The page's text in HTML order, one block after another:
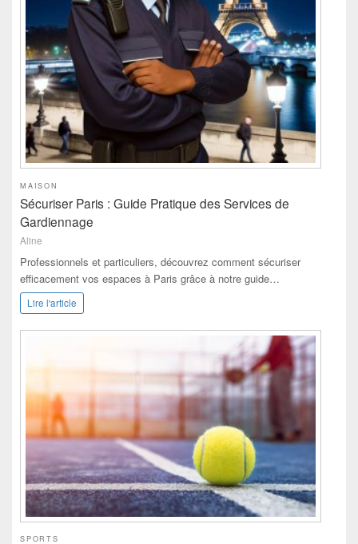
MAISON
Sécuriser Paris : Guide Pratique des Services de
Gardiennage
Aline
Professionnels et particuliers, découvrez comment sécuriser
efficacement vos espaces à Paris grâce à notre guide…
Lire l'article
SPORTS